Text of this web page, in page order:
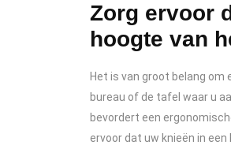
Zorg ervoor
hoogte van
Het is van groot belang
bureau of de tafel waar u
bevordert een
ervoor dat uw knieën in